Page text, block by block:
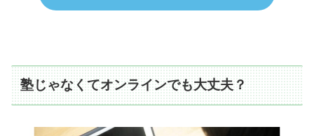
塾じゃなくてオンラインでも大丈夫？